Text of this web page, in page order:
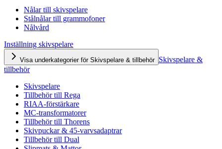
Nålar till skivspelare
Stålnålar till grammofoner
Nålvård
Inställning skivspelare
Visa underkategorier för Skivspelare & tillbehör Skivspelare &
tillbehör
Skivspelare
Tillbehör till Rega
RIAA-förstärkare
MC-transformatorer
Tillbehör till Thorens
Skivpuckar & 45-varvsadaptrar
Tillbehör till Dual